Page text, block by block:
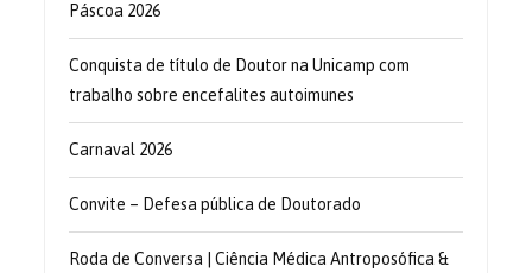
Páscoa 2026
Conquista de título de Doutor na Unicamp com
trabalho sobre encefalites autoimunes
Carnaval 2026
Convite – Defesa pública de Doutorado
Roda de Conversa | Ciência Médica Antroposófica &